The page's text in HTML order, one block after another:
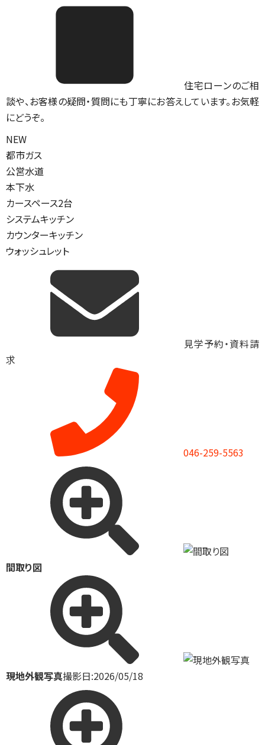
住宅ローンのご相
談や、お客様の疑問・質問にも丁寧にお答えしています。お気軽
にどうぞ。
NEW
都市ガス
公営水道
本下水
カースペース2台
システムキッチン
カウンターキッチン
ウォッシュレット
見学予約・資料請
求
046-259-5563
間取り図
現地外観写真撮影日:2026/05/18